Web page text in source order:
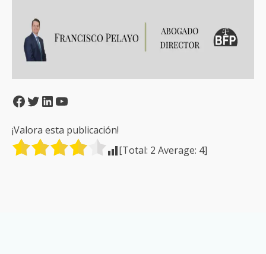
Facebook
Twitter
LinkedIn
YouTube
¡Valora esta publicación!
[Total: 2 Average: 4]